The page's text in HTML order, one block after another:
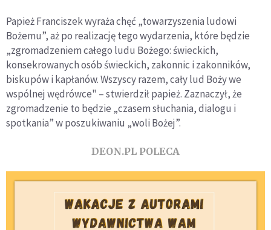
Papież Franciszek wyraża chęć „towarzyszenia ludowi
Bożemu”, aż po realizację tego wydarzenia, które będzie
„zgromadzeniem całego ludu Bożego: świeckich,
konsekrowanych osób świeckich, zakonnic i zakonników,
biskupów i kapłanów. Wszyscy razem, cały lud Boży we
wspólnej wędrówce" – stwierdził papież. Zaznaczył, że
zgromadzenie to będzie „czasem słuchania, dialogu i
spotkania” w poszukiwaniu „woli Bożej”.
DEON.PL POLECA